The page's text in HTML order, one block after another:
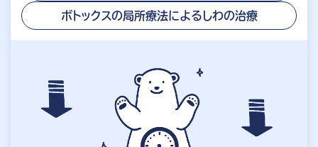
ボトックスの局所療法による しわの治療